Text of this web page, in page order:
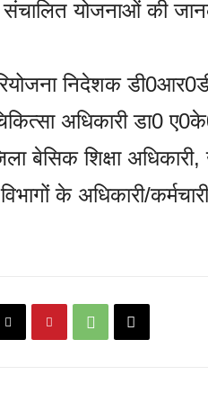
संचालित योजनाओं की
निदेशक
अधिकारी डा0
बेसिक शिक्षा
के अधिकारी/